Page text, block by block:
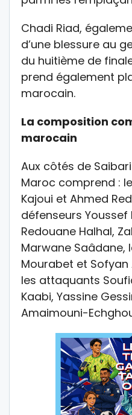
Chadi Riad,
d’une blessure au
du huitième de
prend également
marocain.
La composition
marocain
Aux côtés de
Maroc comprend :
Kajoui et Ahmed
défenseurs Youssef
Redouane Halhal,
Marwane Saâdane,
Mourabet et
les attaquants
Kaabi, Yassine
Amaimouni-